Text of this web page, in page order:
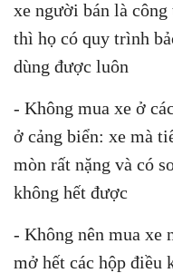
xe người bán là
thì họ có quy trình
dùng được luôn
- Không mua xe ở
ở cảng biển: xe mà
mòn rất nặng và có
không hết được
- Không nên mua xe
mở hết các hộp điều